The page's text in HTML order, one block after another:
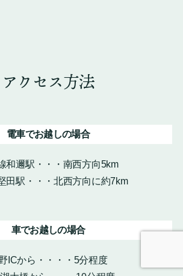
アクセス方法
電車でお越しの場合
和邇駅・・・南西方向5km
田駅・・・北西方向に約7km
車でお越しの場合
ICから・・・・5分程度